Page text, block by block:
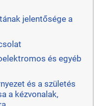
jelentősége a
és egyéb
és a születés
a kézvonalak,